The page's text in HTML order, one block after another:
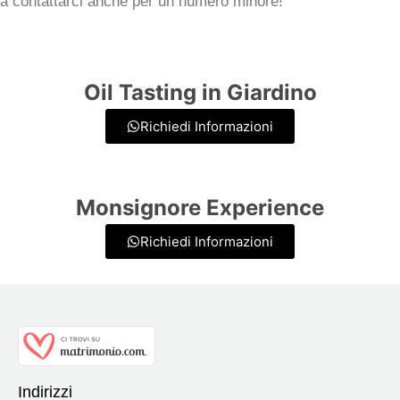
Oil Tasting in Giardino
Richiedi Informazioni
Monsignore Experience
Richiedi Informazioni
Indirizzi